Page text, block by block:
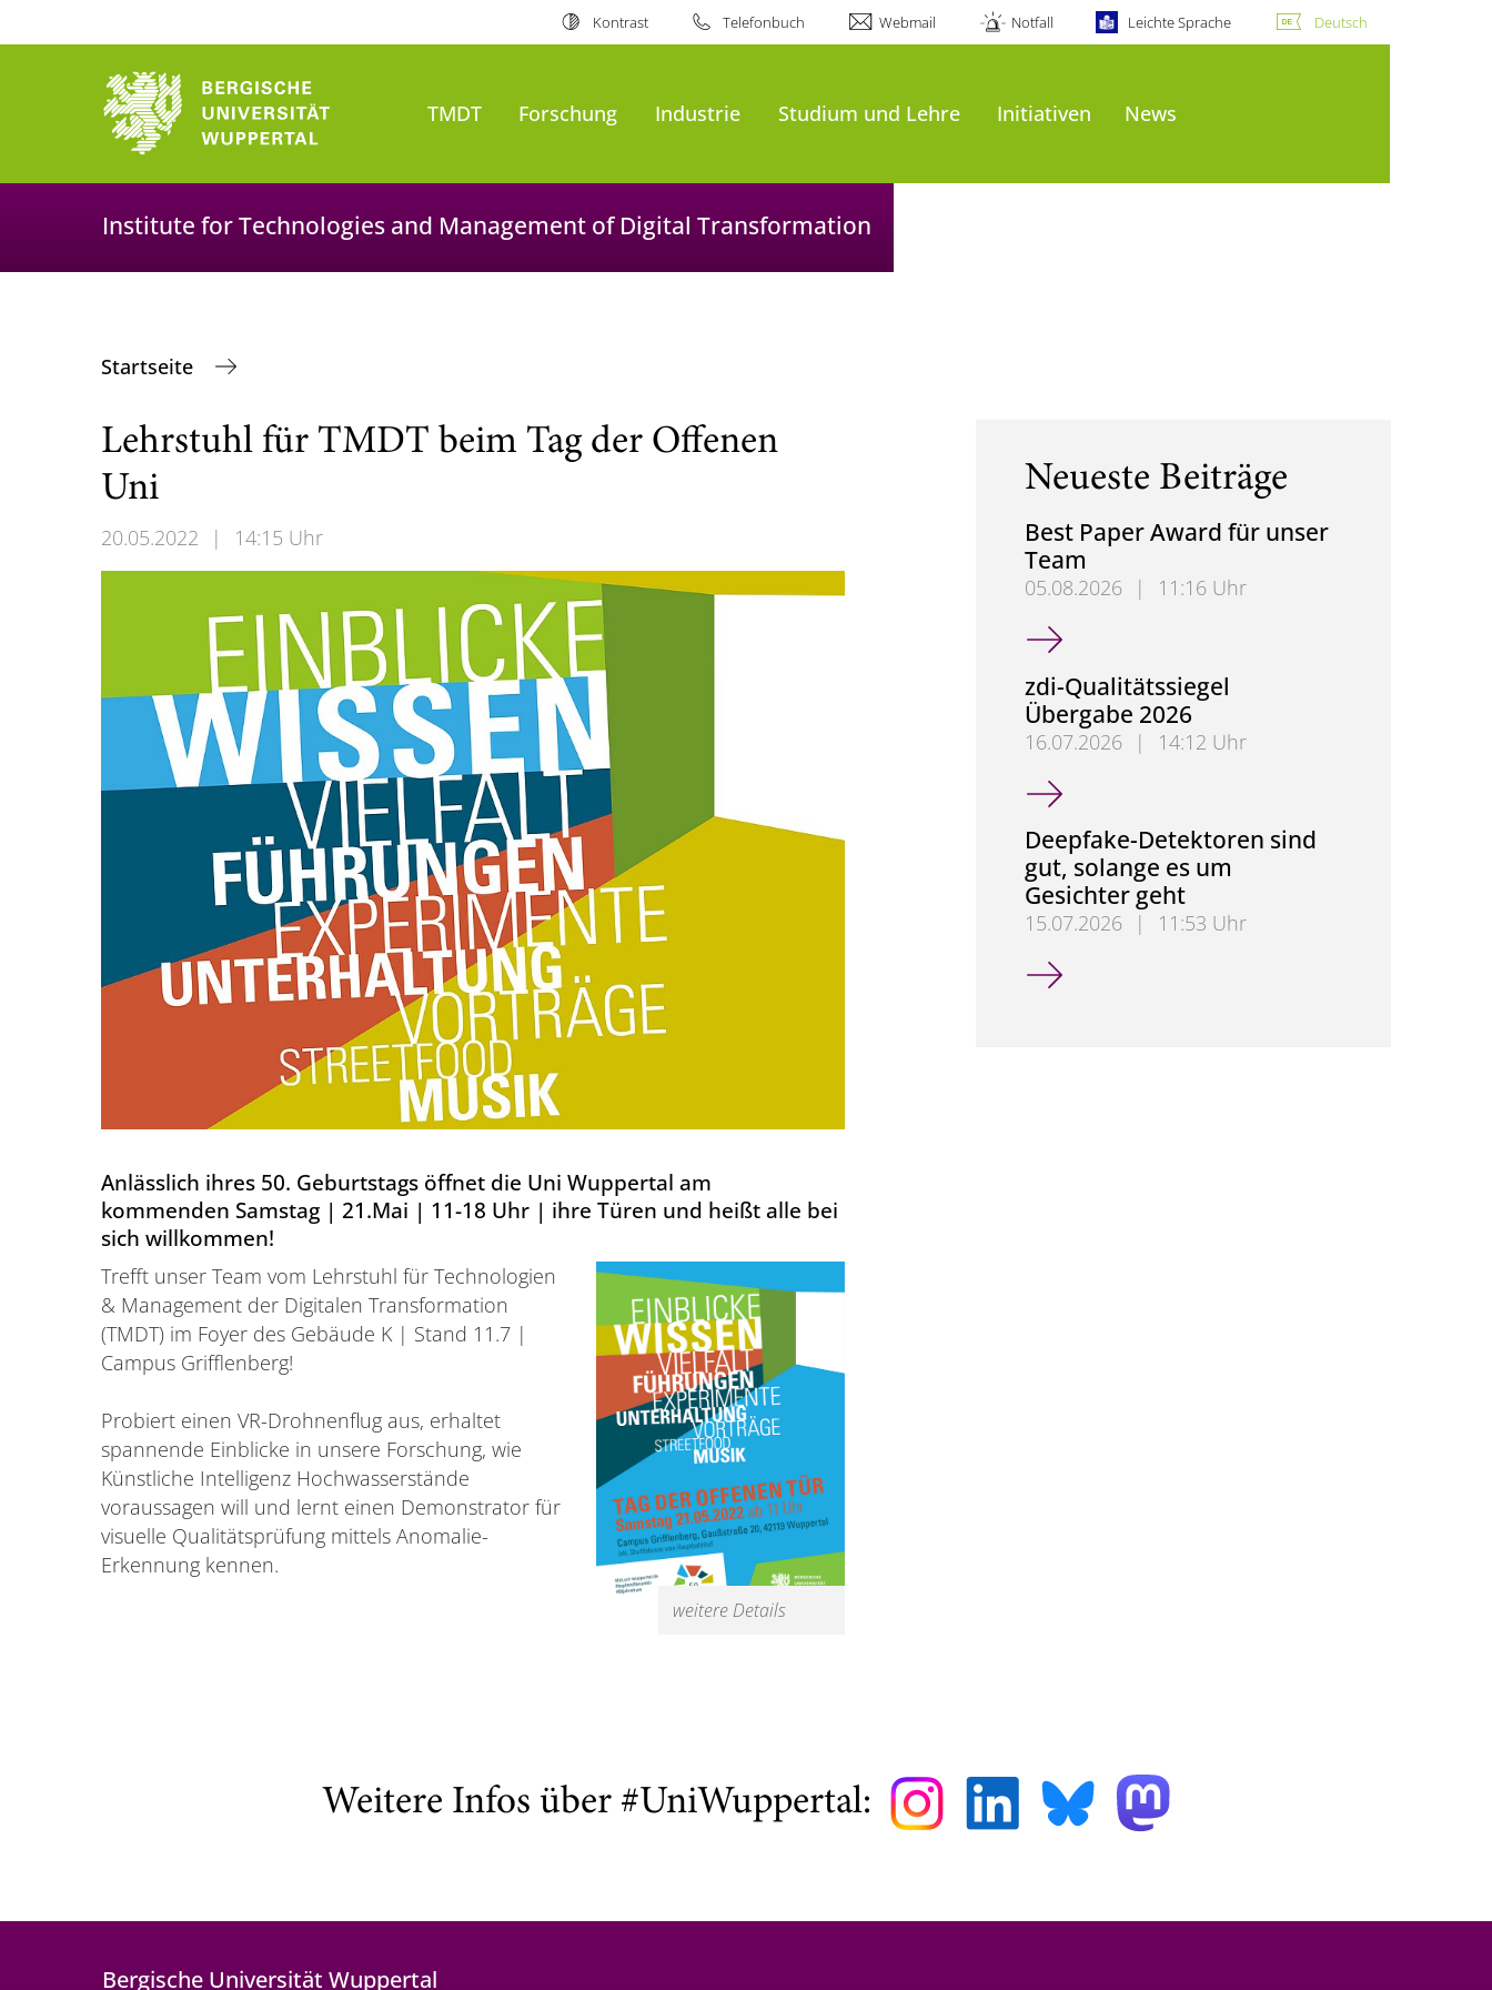
Kontrast Telefonbuch Webmail Notfall Leichte Sprache Deutsch
TMDT Forschung Industrie Studium und Lehre Initiativen News
Institute for Technologies and Management of Digital Transformation
Startseite
Lehrstuhl für TMDT beim Tag der Offenen
Uni
20.05.2022 | 14:15 Uhr
Anlässlich ihres 50. Geburtstags öffnet die Uni Wuppertal am
kommenden Samstag | 21.Mai | 11-18 Uhr | ihre Türen und heißt alle bei
sich willkommen!
weitere Details
Trefft unser Team vom Lehrstuhl für Technologien
& Management der Digitalen Transformation
(TMDT) im Foyer des Gebäude K | Stand 11.7 |
Campus Grifflenberg!
Probiert einen VR-Drohnenflug aus, erhaltet
spannende Einblicke in unsere Forschung, wie
Künstliche Intelligenz Hochwasserstände
voraussagen will und lernt einen Demonstrator für
visuelle Qualitätsprüfung mittels Anomalie-
Erkennung kennen.
Neueste Beiträge
Best Paper Award für unser
Team
05.08.2026 |
11:16 Uhr
Best Paper Award für unser Team
zdi-Qualitätssiegel
Übergabe 2026
16.07.2026 |
14:12 Uhr
zdi-Qualitätssiegel Übergabe 2026
Deepfake-Detektoren sind
gut, solange es um
Gesichter geht
15.07.2026 |
11:53 Uhr
Deepfake-Detektoren sind gut, solange es um
Weitere Infos über #UniWuppertal:
Bergische Universität Wuppertal